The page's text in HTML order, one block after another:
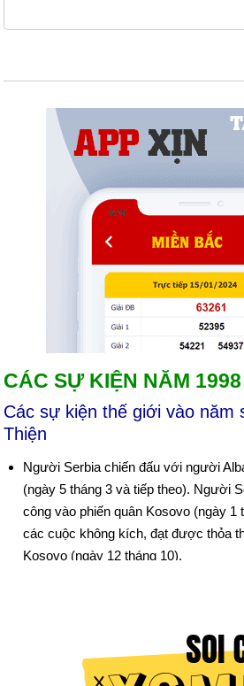
CÁC SỰ KIỆN NĂM
Các sự kiện thế giới vào năm
Thiện
Người Serbia chiến đấu với người
(ngày 5 tháng 3 và tiếp theo). Người
công vào phiến quân Kosovo (ngày 1
các cuộc không kích, đạt được thỏa
Kosovo (ngày 12 tháng 10).
Hiệp định Thứ Sáu Tuần Thánh đã
(ngày 22 tháng 4). Bối cảnh: Các
Người châu Âu đồng ý về một đơn vị